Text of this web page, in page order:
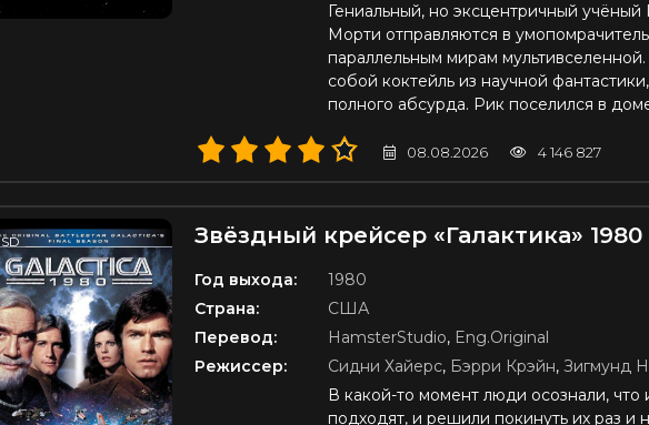
Гениальный, но эксцентричный
Морти отправляются в
параллельным мирам
собой коктейль из научной
полного абсурда. Рик поселился в
08.08.2026 4 146 827
SD Звёздный крейсер «Галактика» 1980
Год выхода:
1980
Страна:
США
Перевод:
HamsterStudio, Eng.Original
Режиссер:
Сидни Хайерс, Бэрри Крэйн, Зигмунд
В какой-то момент люди осознали,
подходят, и решили покинуть их раз и